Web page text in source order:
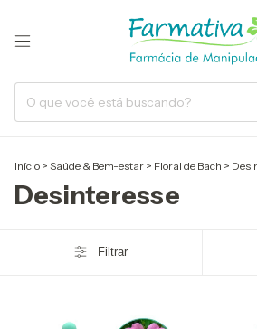
Início > Saúde & Bem-estar > Floral de Bach >
Desinteresse
Filtrar